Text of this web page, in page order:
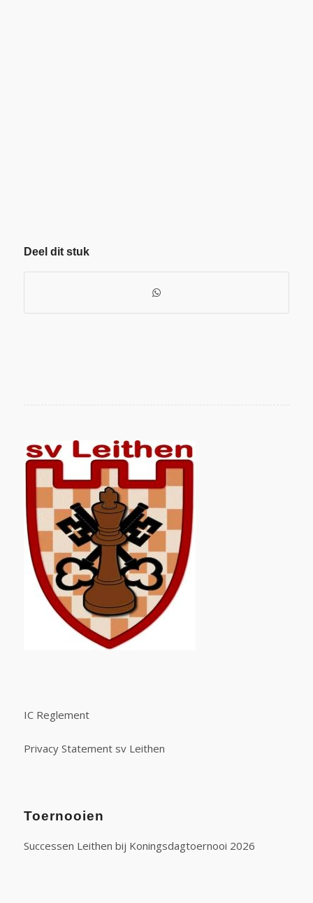
Deel dit stuk
IC Reglement
Privacy Statement sv Leithen
Toernooien
Successen Leithen bij Koningsdagtoernooi 2026